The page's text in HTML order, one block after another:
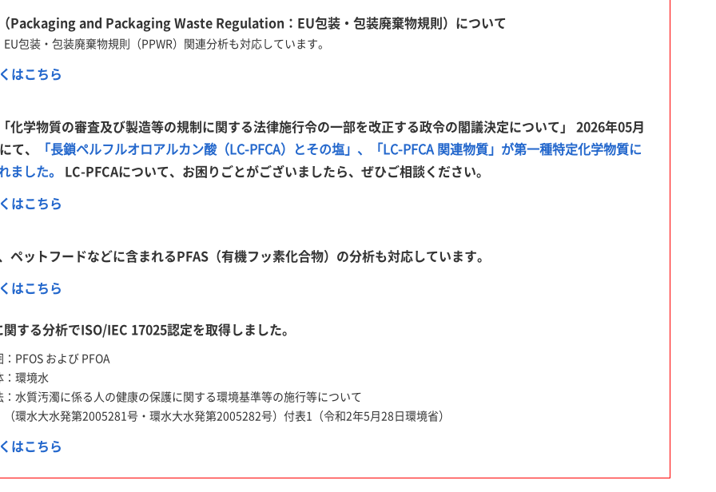
Packaging and Packaging Waste Regulation：EU包装・包装廃棄物規則）について
EU包装・包装廃棄物規則（PPWR）関連分析も対応しています。
はこちら
化学物質の審査及び製造等の規制に関する法律施行令の一部を改正する政令の閣議決定について」 2026年05月
て、
「長鎖ペルフルオロアルカン酸（LC-PFCA）とその塩」、「LC-PFCA 関連物質」が第一種特定化学物質に
ました。
LC-PFCAについて、お困りごとがございましたら、ぜひご相談ください。
はこちら
ペットフードなどに含まれるPFAS（有機フッ素化合物）の分析も対応しています。
はこちら
関する分析でISO/IEC 17025認定を取得しました。
PFOS および PFOA
：環境水
：水質汚濁に係る人の健康の保護に関する環境基準等の施行等について
水発第2005281号・環水大水発第2005282号）付表1（令和2年5月28日環境省）
はこちら